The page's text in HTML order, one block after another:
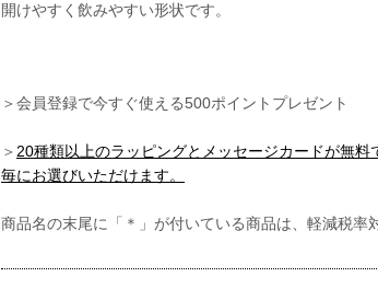
開けやすく飲みやすい形状です。
＞会員登録で今すぐ使える500ポイントプレゼント
＞ 20種類以上のラッピングとメッセージカードが無料
毎にお選びいただけます。
商品名の末尾に「＊」が付いている商品は、軽減税率